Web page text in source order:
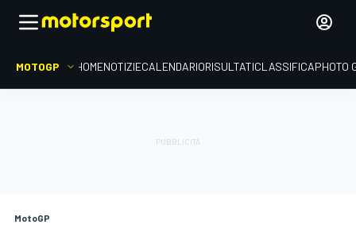
MOTOGP HOMENOTIZIECALENDARIORISULTATICLASSIFICAPHOTO
MotoGP